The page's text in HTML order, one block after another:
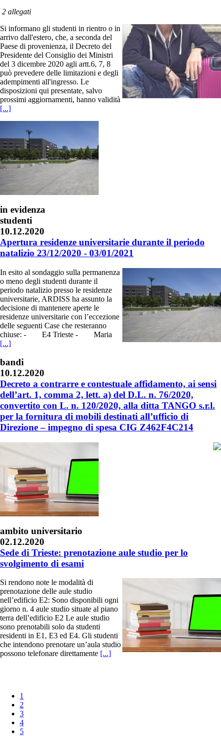
2 allegati
Si informano gli studenti in rientro o in
arrivo dall'estero, che, a seconda del
Paese di provenienza, il Decreto del
Presidente del Consiglio dei Ministri
del 3 dicembre 2020 agli artt.6, 7, 8
può prevedere delle limitazioni e degli
adempimenti all'ingresso. Le
disposizioni qui presentate, salvo
prossimi aggiornamenti, hanno validità
[...]
in evidenza
studenti
10.12.2020
Apertura residenze universitarie durante il periodo
natalizio 23/12/2020 - 03/01/2021
In esito al sondaggio sulla permanenza
o meno degli studenti durante il
periodo natalizio presso le residenze
universitarie, ARDISS ha assunto la
decisione di mantenere aperte le
residenze universitarie con l’eccezione
delle seguenti Case che resteranno
chiuse: - E4 Trieste - Maria
[...]
bandi
10.12.2020
Decreto a contrarre e contestuale affidamento, ai sensi
dell’art. 1, comma 2, lett. a) del D.L. n. 76/2020,
convertito con L. n. 120/2020, alla ditta TANGO s.r.l.
per la fornitura di mobili destinati all’ufficio di
Direzione – impegno di spesa CIG Z462F4C214
ambito universitario
02.12.2020
Sede di Trieste: prenotazione aule studio per lo
svolgimento di esami
Si rendono note le modalità di
prenotazione delle aule studio
nell’edificio E2: Sono disponibili ogni
giorno n. 4 aule studio situate al piano
terra dell’edificio E2 Le aule studio
sono prenotabili solo da studenti
residenti in E1, E3 ed E4. Gli studenti
che intendono prenotare un’aula studio
possono telefonare direttamente [...]
1
2
3
4
5